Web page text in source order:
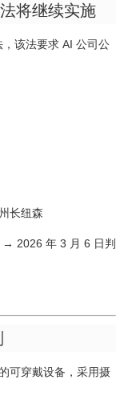
将继续实施
该法要求 AI 公司公
长纽森
2026 年 3 月 6 日判
可穿戴设备，采用摄